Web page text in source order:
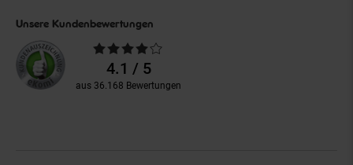
Unsere Kundenbewertungen
Durchschnittliche
Bewertungen4.1 / 5
aus 36.168 Bewertungen